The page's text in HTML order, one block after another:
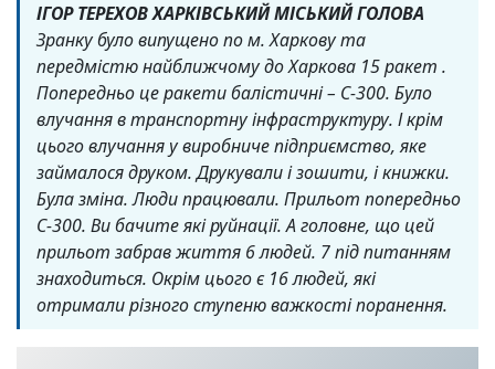
ІГОР ТЕРЕХОВ ХАРКІВСЬКИЙ МІСЬКИЙ ГОЛОВА
Зранку було випущено по м. Харкову та
передмістю найближчому до Харкова 15 ракет .
Попередньо це ракети балістичні – С-300. Було
влучання в транспортну інфраструктуру. І крім
цього влучання у виробниче підприємство, яке
займалося друком. Друкували і зошити, і книжки.
Була зміна. Люди працювали. Прильот попередньо
С-300. Ви бачите які руйнації. А головне, що цей
прильот забрав життя 6 людей. 7 під питанням
знаходиться. Окрім цього є 16 людей, які
отримали різного ступеню важкості поранення.